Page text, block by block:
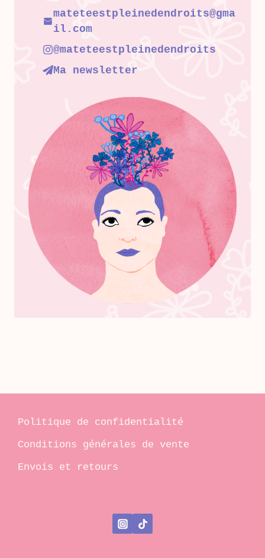
mateteestpleinedendroits@gma
il.com
@mateteestpleinedendroits
Ma newsletter
Politique de confidentialité
Conditions générales de vente
Envois et retours